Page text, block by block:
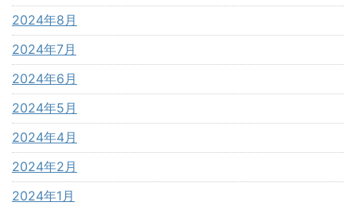
2024年8月
2024年7月
2024年6月
2024年5月
2024年4月
2024年2月
2024年1月